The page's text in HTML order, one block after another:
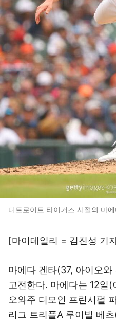
디트로이트 타이거즈 시절의 마
[마이데일리 = 김진성 기
마에다 겐타(37, 아이오
고전한다. 마에다는 12일
오와주 디모인 프린시펄
리그 트리플A 루이빌 베